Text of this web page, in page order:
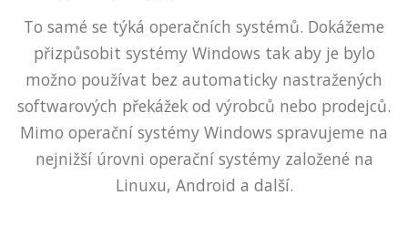
To samé se týká operačních systémů. Dokážeme
přizpůsobit systémy Windows tak aby je bylo
možno používat bez automaticky nastražených
softwarových překážek od výrobců nebo prodejců.
Mimo operační systémy Windows spravujeme na
nejnižší úrovni operační systémy založené na
Linuxu, Android a další.